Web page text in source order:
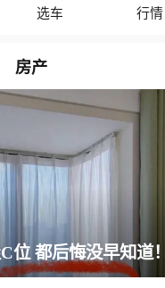
选车 行情
房产
上海未建成的地